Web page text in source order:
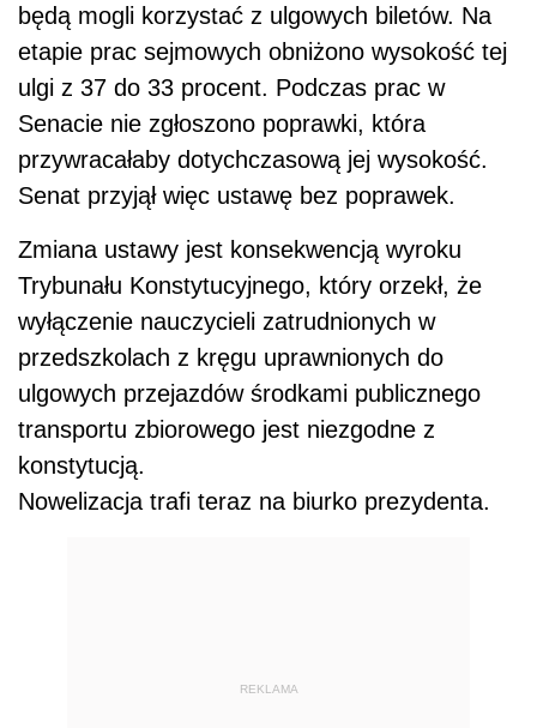
będą mogli korzystać z ulgowych biletów. Na
etapie prac sejmowych obniżono wysokość tej
ulgi z 37 do 33 procent. Podczas prac w
Senacie nie zgłoszono poprawki, która
przywracałaby dotychczasową jej wysokość.
Senat przyjął więc ustawę bez poprawek.
Zmiana ustawy jest konsekwencją wyroku
Trybunału Konstytucyjnego, który orzekł, że
wyłączenie nauczycieli zatrudnionych w
przedszkolach z kręgu uprawnionych do
ulgowych przejazdów środkami publicznego
transportu zbiorowego jest niezgodne z
konstytucją.
Nowelizacja trafi teraz na biurko prezydenta.
REKLAMA